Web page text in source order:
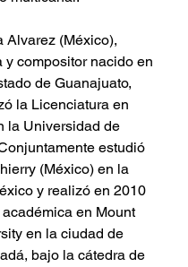
Alvarez (México),
y compositor nacido en
de Guanajuato,
la Licenciatura en
la Universidad de
estudió
(México) en la
y realizó en 2010
en Mount
en la ciudad de
bajo la cátedra de